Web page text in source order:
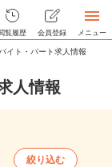
覧履歴 会員登録 メニュー
イト・パート求人情報
人情報
絞り込む